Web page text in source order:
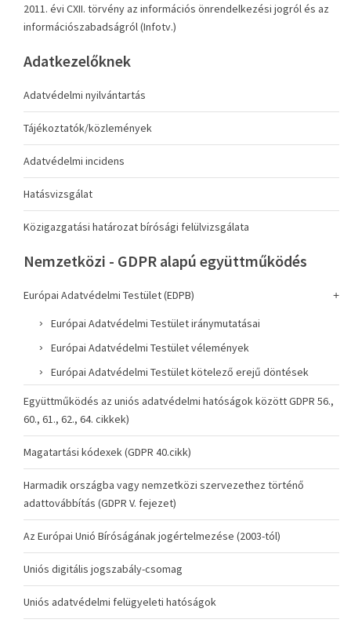
2011. évi CXII. törvény az információs önrendelkezési jogról és az
információszabadságról (Infotv.)
Adatkezelőknek
Adatvédelmi nyilvántartás
Tájékoztatók/közlemények
Adatvédelmi incidens
Hatásvizsgálat
Közigazgatási határozat bírósági felülvizsgálata
Nemzetközi - GDPR alapú együttműködés
Európai Adatvédelmi Testület (EDPB)
Európai Adatvédelmi Testület iránymutatásai
Európai Adatvédelmi Testület vélemények
Európai Adatvédelmi Testület kötelező erejű döntések
Együttműködés az uniós adatvédelmi hatóságok között GDPR 56.,
60., 61., 62., 64. cikkek)
Magatartási kódexek (GDPR 40.cikk)
Harmadik országba vagy nemzetközi szervezethez történő
adattovábbítás (GDPR V. fejezet)
Az Európai Unió Bíróságának jogértelmezése (2003-tól)
Uniós digitális jogszabály-csomag
Uniós adatvédelmi felügyeleti hatóságok